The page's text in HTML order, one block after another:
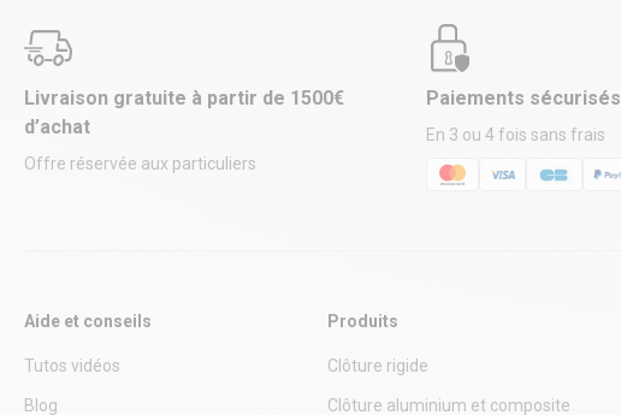
Livraison gratuite à partir de 1500€
d’achat
Offre réservée aux particuliers
Paiements sécurisés
En 3 ou 4 fois sans frais
Aide et conseils
Tutos vidéos
Blog
Produits
Clôture rigide
Clôture aluminium et composite